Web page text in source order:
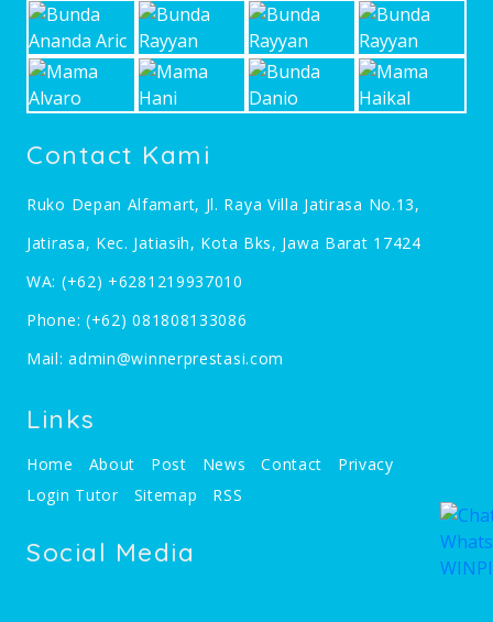
Contact Kami
Ruko Depan Alfamart, Jl. Raya Villa Jatirasa No.13,
Jatirasa, Kec. Jatiasih, Kota Bks, Jawa Barat 17424
WA: (+62) +6281219937010
Phone: (+62) 081808133086
Mail:admin@winnerprestasi.com
Links
Home About Post News Contact
Privacy
Login Tutor
Sitemap RSS
Social Media